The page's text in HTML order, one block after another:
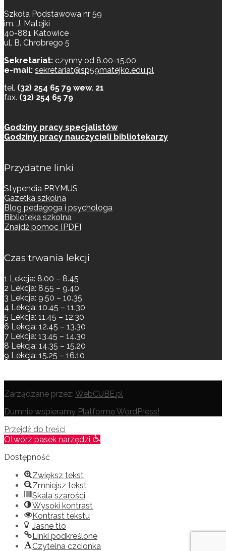
Szkoła Podstawowa nr 59
im. J. Matejki
40-881 Katowice
ul. B. Chrobrego 5
Sekretariat: czynny od 8.00-15.00
e-mail: sekretariat@sp59matejko.edu.pl
tel. (32) 254 65 79 wew. 21
fax. (32) 254 65 79
Godziny pracy specjalistów
Godziny pracy nauczycieli bibliotekarzy
Przydatne linki
Stypendia PRYMUS
Gazetka szkolna
Blog pedagoga i psychologa
Biblioteka szkolna
Znajdź pomoc [PDF]
Czas trwania lekcji
1 Lekcja: 8.00 – 8.45
2 Lekcja: 8.55 – 9.40
3 Lekcja: 9.50 – 10.35
4 Lekcja: 10.45 – 11.30
5 Lekcja: 11.45 – 12.30
6 Lekcja: 12.45 – 13.30
7 Lekcja: 13.45 – 14.30
8 Lekcja: 14.35 – 15.20
9 Lekcja: 15.25 – 16.10
Zarządzane przez: WebCUBE.pl
Dumnie wspieramy Platformę WordPress!
Przejdź do treści
Otwórz pasek narzędzi
Dostępność
Zwiększ tekst
Zmniejsz tekst
Skala szarości
Wysoki kontrast
Kontrast tekstu
Jasne tło
Linki podkreślone
Czytelna czcionka